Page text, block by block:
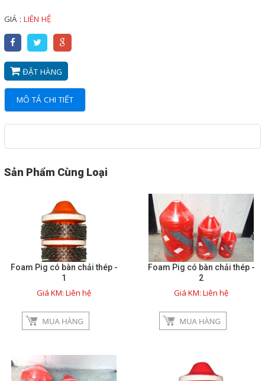
GIÁ : LIÊN HỆ
ĐẶT HÀNG
MÔ TẢ CHI TIẾT
Sản Phẩm Cùng Loại
Foam Pig có bàn chải thép -
1
Giá KM: Liên hệ
Foam Pig có bàn chải thép -
2
Giá KM: Liên hệ
FILTER - THIẾT BỊ LỌC
INSTRUMENT - THIẾT BỊ ĐO
NETMILL FLOWMETERs
TANK EQUIPMENTS - THIẾT
MÁY CẮT LAZER LẬP
CÔNG NGHỆ PHỤC HỒI
ĐƯỜNG ỐNG CŨ , THỦNG LỖ
TỦ THỰC PHẨM MÁT LẠNH
BỘ LƯU TRỮ DIỆN MẶT TRỜI
Dịch vụ